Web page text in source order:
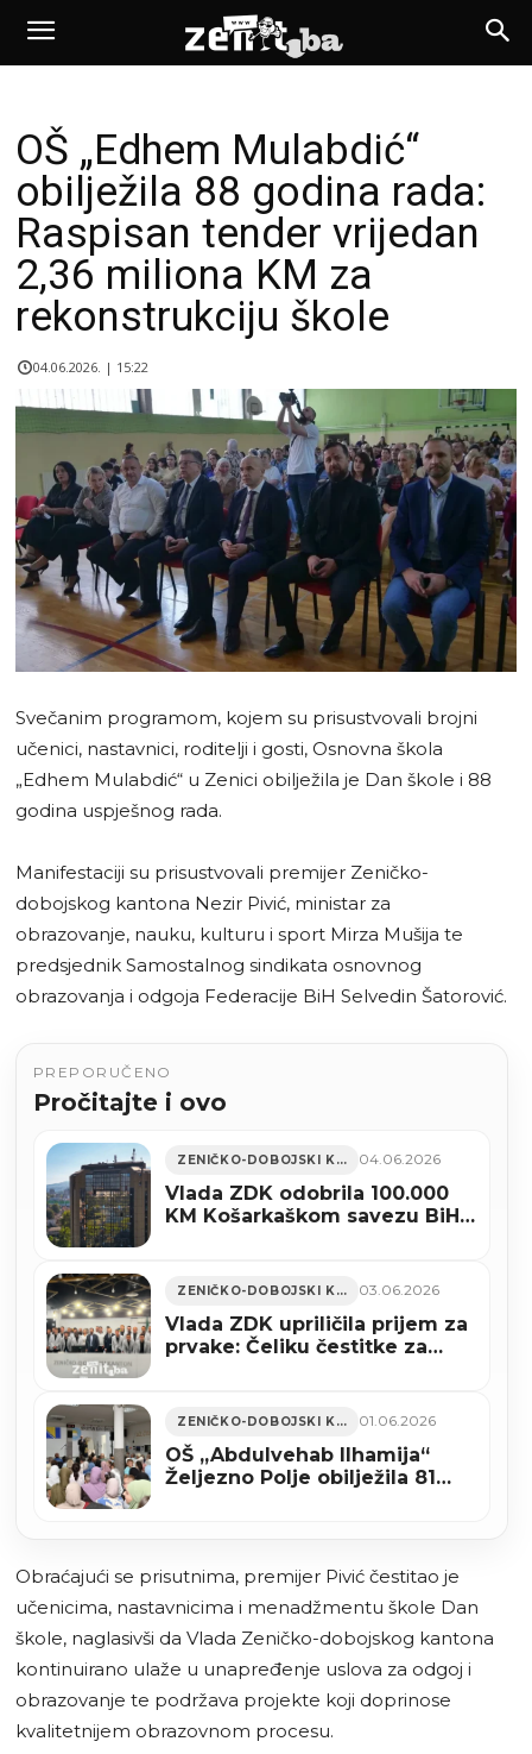
OŠ „Edhem Mulabdić“
obilježila 88 godina rada:
Raspisan tender vrijedan
2,36 miliona KM za
rekonstrukciju škole
04.06.2026. | 15:22
Svečanim programom, kojem su prisustvovali brojni
učenici, nastavnici, roditelji i gosti, Osnovna škola
„Edhem Mulabdić“ u Zenici obilježila je Dan škole i 88
godina uspješnog rada.
Manifestaciji su prisustvovali premijer Zeničko-
dobojskog kantona Nezir Pivić, ministar za
obrazovanje, nauku, kulturu i sport Mirza Mušija te
predsjednik Samostalnog sindikata osnovnog
obrazovanja i odgoja Federacije BiH Selvedin Šatorović.
PREPORUČENO
Pročitajte i ovo
ZENIČKO-DOBOJSKI KANTON 04.06.2026
Vlada ZDK odobrila 100.000
KM Košarkaškom savezu BiH i
ZENIČKO-DOBOJSKI KANTON 03.06.2026
Vlada ZDK upriličila prijem za
prvake: Čeliku čestitke za
ZENIČKO-DOBOJSKI KANTON 01.06.2026
OŠ „Abdulvehab Ilhamija“
Željezno Polje obilježila 81
Obraćajući se prisutnima, premijer Pivić čestitao je
učenicima, nastavnicima i menadžmentu škole Dan
škole, naglasivši da Vlada Zeničko-dobojskog kantona
kontinuirano ulaže u unapređenje uslova za odgoj i
obrazovanje te podržava projekte koji doprinose
kvalitetnijem obrazovnom procesu.